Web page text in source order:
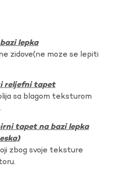
lepka
zidove(ne moze se lepiti
reljefni tapet
sa blagom teksturom
tapet na bazi lepka
zbog svoje teksture